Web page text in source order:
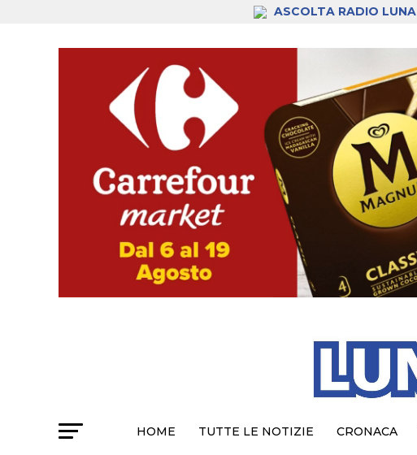
ASCOLTA RADIO LUNA
HOME TUTTE LE NOTIZIE CRONACA